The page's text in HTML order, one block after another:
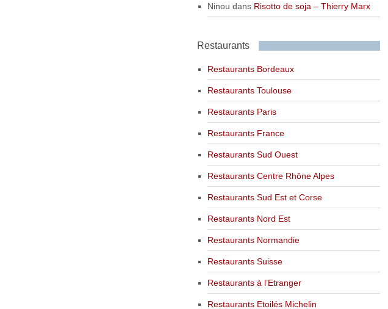
Ninou dans Risotto de soja – Thierry Marx
Restaurants
Restaurants Bordeaux
Restaurants Toulouse
Restaurants Paris
Restaurants France
Restaurants Sud Ouest
Restaurants Centre Rhône Alpes
Restaurants Sud Est et Corse
Restaurants Nord Est
Restaurants Normandie
Restaurants Suisse
Restaurants à l’Etranger
Restaurants Etoilés Michelin